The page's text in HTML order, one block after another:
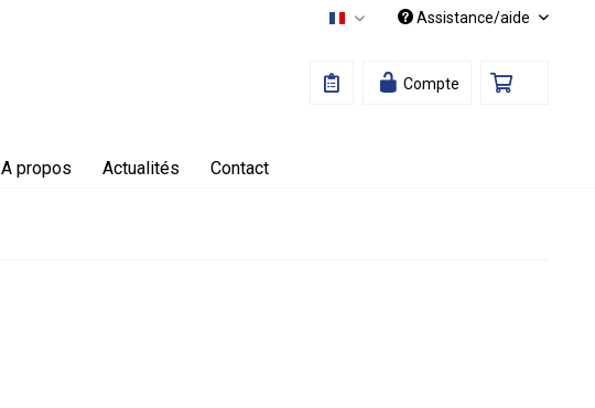
Français Assistance/aide
Compte
A propos Actualités Contact